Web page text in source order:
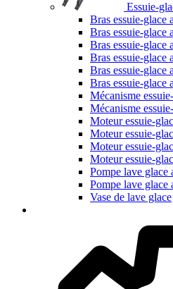
Essuie-
Bras essuie-glace
Bras essuie-glace
Bras essuie-glace
Bras essuie-glace
Bras essuie-glace
Bras essuie-glace
Mécanisme
Mécanisme
Moteur essuie-
Moteur essuie-
Moteur essuie-
Moteur essuie-
Pompe lave glace
Pompe lave glace
Vase de lave glace